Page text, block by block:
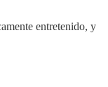
entretenido, y